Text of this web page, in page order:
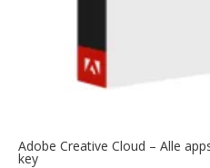
Adobe Creative Cloud – Alle
key